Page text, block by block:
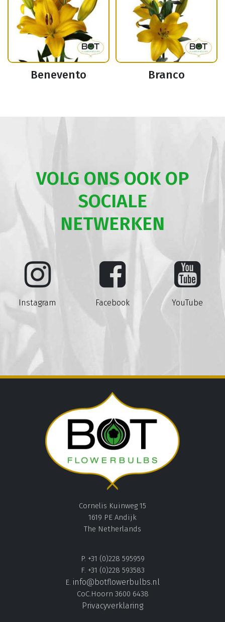
Benevento Branco
VOLG ONS OOK OP
SOCIALE
NETWERKEN
Instagram Facebook YouTube
Cornelis Kuinweg 15
1619 PE Andijk
The Netherlands
P. +31 (0)228 595959
F. +31 (0)228 593583
E. info@botflowerbulbs.nl
CoC.Hoorn 3600 6438
Privacyverklaring